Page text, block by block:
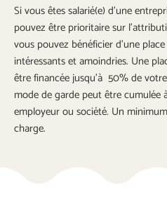
Si vous êtes salarié(e) d’une
pouvez être prioritaire sur
vous pouvez bénéficier d’une
intéressants et amoindries. Une
être financée jusqu’à 50% de
mode de garde peut être cumulée
employeur ou société. Un
charge.